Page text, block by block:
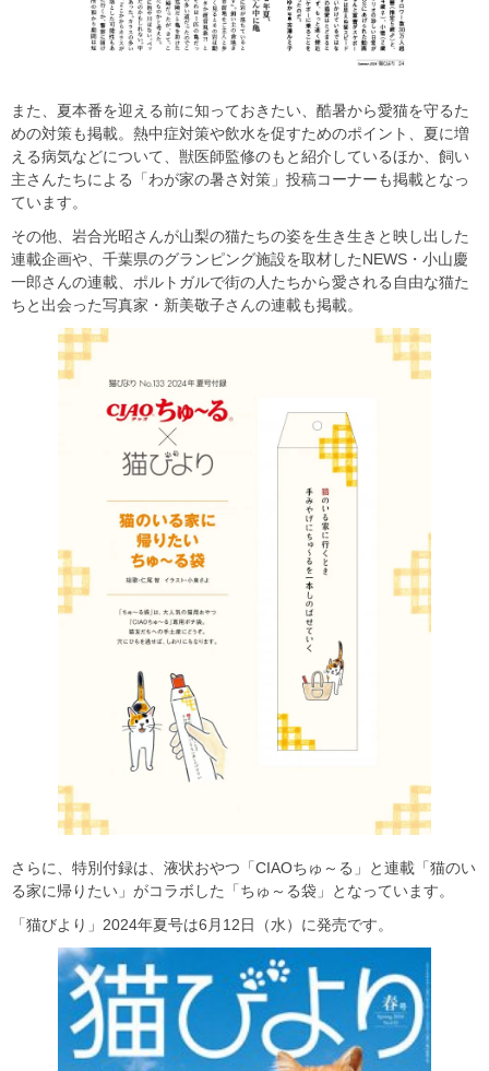
また、夏本番を迎える前に知っておきたい、酷暑から愛猫を守るた
めの対策も掲載。熱中症対策や飲水を促すためのポイント、夏に増
える病気などについて、獣医師監修のもと紹介しているほか、飼い
主さんたちによる「わが家の暑さ対策」投稿コーナーも掲載となっ
ています。
その他、岩合光昭さんが山梨の猫たちの姿を生き生きと映し出した
連載企画や、千葉県のグランピング施設を取材したNEWS・小山慶
一郎さんの連載、ポルトガルで街の人たちから愛される自由な猫た
ちと出会った写真家・新美敬子さんの連載も掲載。
さらに、特別付録は、液状おやつ「CIAOちゅ～る」と連載「猫のい
る家に帰りたい」がコラボした「ちゅ～る袋」となっています。
「猫びより」2024年夏号は6月12日（水）に発売です。